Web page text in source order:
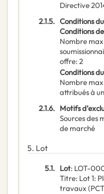
Directive
2.1.5. Conditions
Conditions
Nombre
offre: 2
Conditions
Nombre
attribués à
2.1.6. Motifs
Sources des
de marché
5. Lot
5.1. Lot: LOT-
Titre: Lot 1:
travaux